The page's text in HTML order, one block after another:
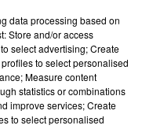
sur un mois. Sur un an,
data processing based on
Store and/or access
select advertising; Create
to select personalised
Measure content
statistics or combinations
improve services; Create
to select personalised